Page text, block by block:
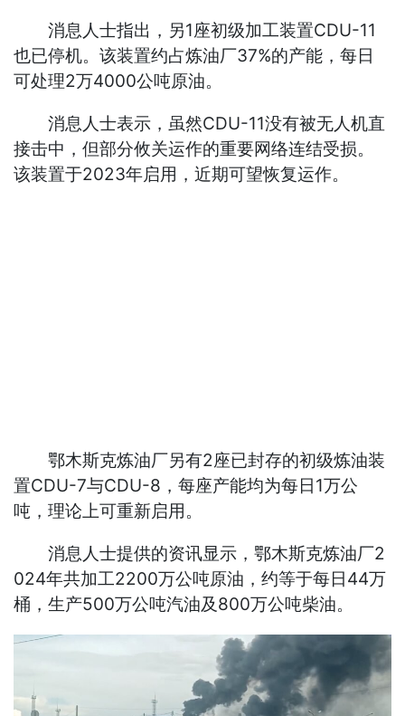
消息人士指出，另1座初级加工装置CDU-11
也已停机。该装置约占炼油厂37%的产能，每日
可处理2万4000公吨原油。
消息人士表示，虽然CDU-11没有被无人机直
接击中，但部分攸关运作的重要网络连结受损。
该装置于2023年启用，近期可望恢复运作。
鄂木斯克炼油厂另有2座已封存的初级炼油装
置CDU-7与CDU-8，每座产能均为每日1万公
吨，理论上可重新启用。
消息人士提供的资讯显示，鄂木斯克炼油厂2
024年共加工2200万公吨原油，约等于每日44万
桶，生产500万公吨汽油及800万公吨柴油。